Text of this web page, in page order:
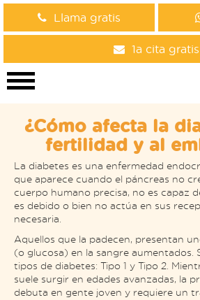
Llama gratis
1a cita gratis
¿Cómo afecta la
fertilidad y al
La diabetes es una enfermedad
que aparece cuando el páncreas no
cuerpo humano precisa, no es capaz
es debido o bien no actúa en sus
necesaria.
Aquellos que la padecen, presentan
(o glucosa) en la sangre aumentados.
tipos de diabetes: Tipo 1 y Tipo 2.
suele surgir en edades avanzadas, la
debuta en gente joven y requiere un